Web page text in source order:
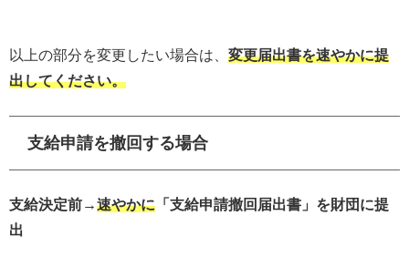
以上の部分を変更したい場合は、 変更届出書を速やかに提
出してください。
支給申請を撤回する場合
支給決定前→速やかに 「支給申請撤回届出書」を財団に提
出